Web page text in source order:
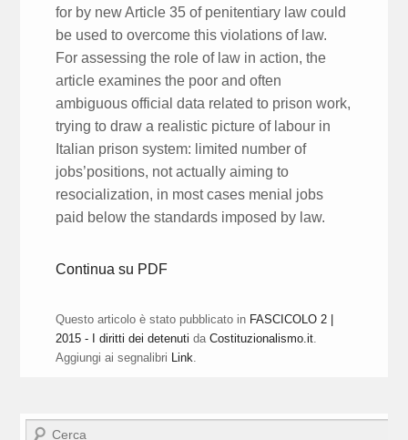
for by new Article 35 of penitentiary law could
be used to overcome this violations of law.
For assessing the role of law in action, the
article examines the poor and often
ambiguous official data related to prison work,
trying to draw a realistic picture of labour in
Italian prison system: limited number of
jobs’positions, not actually aiming to
resocialization, in most cases menial jobs
paid below the standards imposed by law.
Continua su PDF
Questo articolo è stato pubblicato in FASCICOLO 2 |
2015 - I diritti dei detenuti daCostituzionalismo.it
Aggiungi ai segnalibri
Link
Cerca